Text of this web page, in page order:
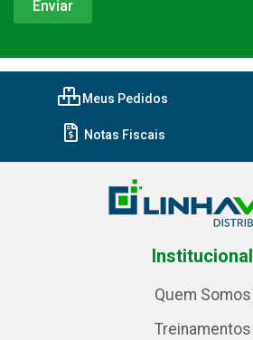
Meus Pedidos
Notas Fiscais
Institucional
Quem Somos
Treinamentos